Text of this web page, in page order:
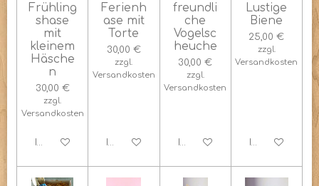
Frühling
shase
mit
kleinem
Häsche
n
30,00 €
zzgl.
Versandkosten
In den Warenkorb
Ferienh
ase mit
Torte
30,00 €
zzgl.
Versandkosten
In den Warenkorb
freundli
che
Vogelsc
heuche
30,00 €
zzgl.
Versandkosten
In den Warenkorb
Lustige
Biene
25,00 €
zzgl.
Versandkosten
In den